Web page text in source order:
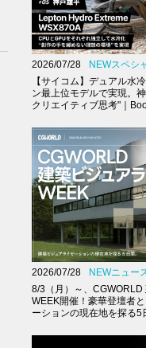
2026/07/28
NEWスペシ
【サイコム】デュアル水
ン最上位モデルで実現。
クリエイティブ思考"｜
2026/07/28
NEWニュー
8/3（月）～、
WEEK開催！豪華登壇者
ーションの現在地を探る5